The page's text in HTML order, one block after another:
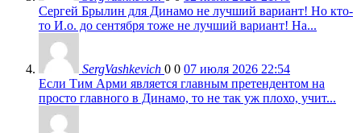
Сергей Брылин для Динамо не лучший вариант! Но кто-
то И.о. до сентября тоже не лучший вариант! На...
SergVashkevich 0 0 07 июля 2026 22:54
Если Тим Арми является главным претендентом на
просто главного в Динамо, то не так уж плохо, учит...